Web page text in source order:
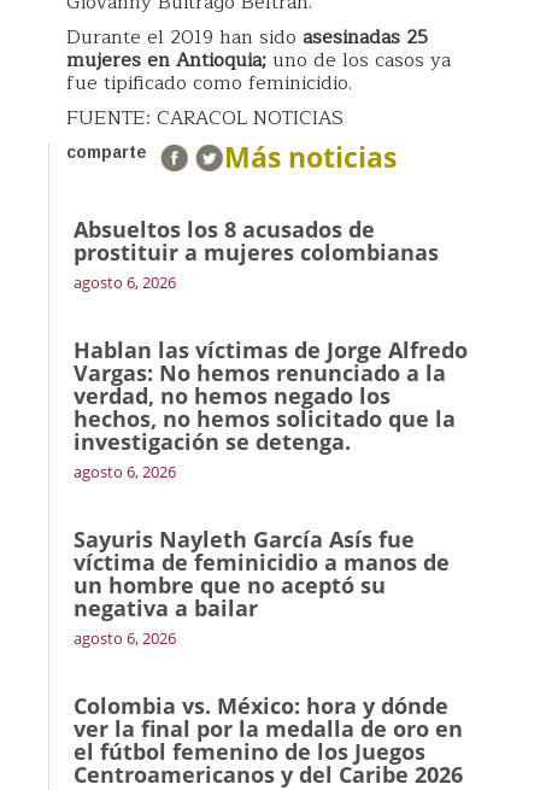
Durante el 2019 han sido asesinadas 25
mujeres en Antioquia;uno de los casos ya
fue tipificado como feminicidio.
FUENTE: CARACOL NOTICIAS
comparte Más noticias
Absueltos los 8 acusados de
prostituir a mujeres colombianas
agosto 6, 2026
Hablan las víctimas de Jorge Alfredo
Vargas: No hemos renunciado a la
verdad, no hemos negado los
hechos, no hemos solicitado que la
investigación se detenga.
agosto 6, 2026
Sayuris Nayleth García Asís fue
víctima de feminicidio a manos de
un hombre que no aceptó su
negativa a bailar
agosto 6, 2026
Colombia vs. México: hora y dónde
ver la final por la medalla de oro en
el fútbol femenino de los Juegos
Centroamericanos y del Caribe 2026